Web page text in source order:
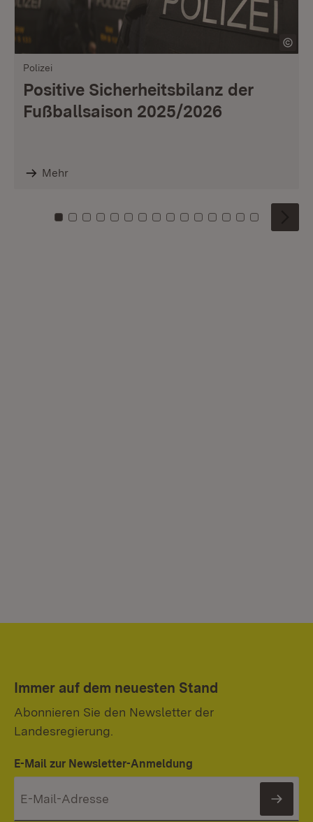
Polizei
Positive Sicherheitsbilanz der
Fußballsaison 2025/2026
Mehr
Zu Kachel: 0
Zu Kachel: 1
Zu Kachel: 2
Zu Kachel: 3
Zu Kachel: 4
Zu Kachel: 5
Zu Kachel: 6
Zu Kachel: 7
Zu Kachel: 8
Zu Kachel: 9
Zu Kachel: 10
Zu Kachel: 11
Zu Kachel: 12
Zu Kachel:
Zu
Immer auf dem neuesten Stand
Abonnieren Sie den Newsletter der
Landesregierung.
E-Mail zur Newsletter-Anmeldung